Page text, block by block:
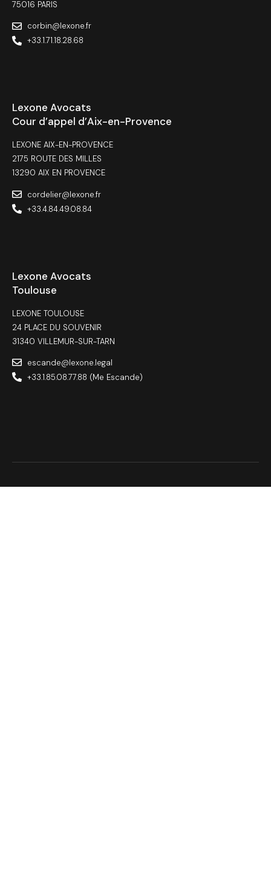
75016 PARIS
corbin@lexone.fr
+33.1.71.18.28.68
Lexone Avocats
Cour d’appel d’Aix-en-Provence
LEXONE AIX-EN-PROVENCE
2175 ROUTE DES MILLES
13290 AIX EN PROVENCE
cordelier@lexone.fr
+33.4.84.49.08.84
Lexone Avocats
Toulouse
LEXONE TOULOUSE
24 PLACE DU SOUVENIR
31340 VILLEMUR-SUR-TARN
escande@lexone.legal
+33.1.85.08.77.88 (Me Escande)